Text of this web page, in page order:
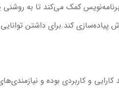
کمک می‌کند تا به
پیاده‌سازی کند.برای داشتن
و کاربردی بوده و